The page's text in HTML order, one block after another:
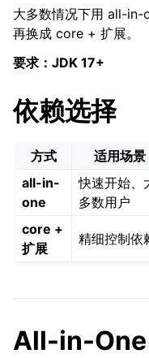
大多数情况下用 all-in-
再换成 core + 扩展。
要求：JDK 17+
依赖选择
方式 适用场景
all-in-
one
快速开始、
多数用户
core +
扩展
精细控制依
All-in-One